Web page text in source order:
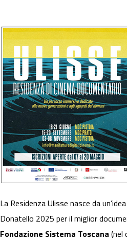
La Residenza Ulisse nasce da
Donatello 2025 per il miglior
Fondazione Sistema Toscana (nel